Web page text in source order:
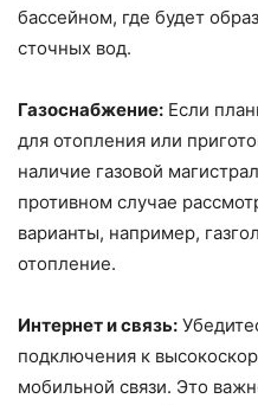
бассейном, где будет
сточных вод.
Газоснабжение: Если
для отопления или
наличие газовой
противном случае
варианты, например,
отопление.
Интернет и связь:
подключения к
мобильной связи. Это